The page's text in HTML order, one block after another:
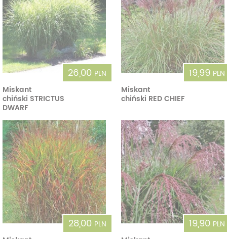
26,00 PLN
Miskant
chiński STRICTUS
DWARF
19,99 PLN
Miskant
chiński RED CHIEF
28,00 PLN
19,90 PLN